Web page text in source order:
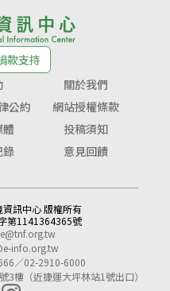
款支持
關於我們
公約
網站授權條款
投稿須知
錄 意見回饋
訊中心 版權所有
第1141364365號
info.org.tw
／02-2910-6000
樓（近捷運大坪林站1號出口）